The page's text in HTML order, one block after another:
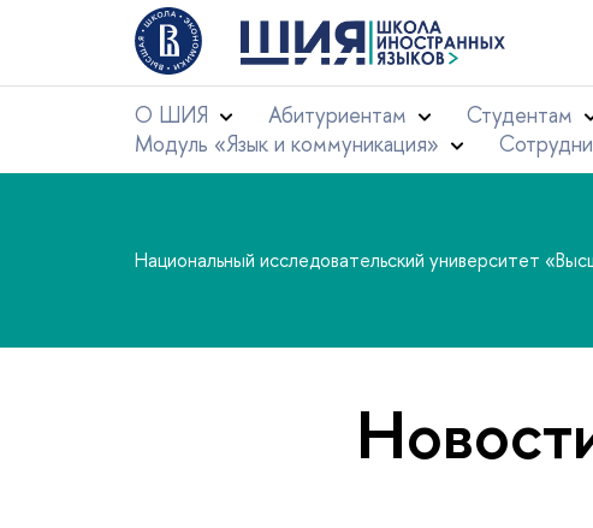
О ШИЯ Абитуриентам Студентам
Модуль «Язык и коммуникация»
Национальный исследовательский университет